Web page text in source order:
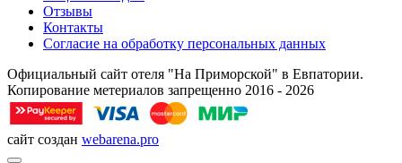
Отзывы
Контакты
Согласие на обработку персональных данных
Официальный сайт отеля "На Приморской" в Евпатории.
Копирование метериалов запрещенно 2016 - 2026
сайт создан webarena.pro